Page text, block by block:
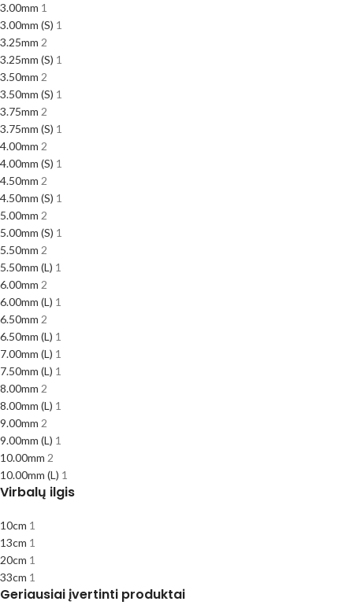
3.00mm 1
3.00mm (S) 1
3.25mm 2
3.25mm (S) 1
3.50mm 2
3.50mm (S) 1
3.75mm 2
3.75mm (S) 1
4.00mm 2
4.00mm (S) 1
4.50mm 2
4.50mm (S) 1
5.00mm 2
5.00mm (S) 1
5.50mm 2
5.50mm (L) 1
6.00mm 2
6.00mm (L) 1
6.50mm 2
6.50mm (L) 1
7.00mm (L) 1
7.50mm (L) 1
8.00mm 2
8.00mm (L) 1
9.00mm 2
9.00mm (L) 1
10.00mm 2
10.00mm (L) 1
Virbalų ilgis
10cm 1
13cm 1
20cm 1
33cm 1
Geriausiai įvertinti produktai